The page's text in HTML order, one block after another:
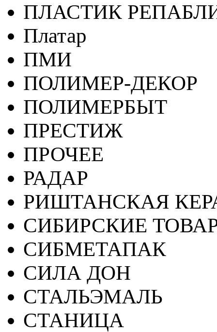
ПЛАСТИК
Платар
ПМИ
ПОЛИМЕР-ДЕКОР
ПОЛИМЕРБЫТ
ПРЕСТИЖ
ПРОЧЕЕ
РАДАР
РИШТАНСКАЯ
СИБИРСКИЕ
СИБМЕТАПАК
СИЛА ДОН
СТАЛЬЭМАЛЬ
СТАНИЦА